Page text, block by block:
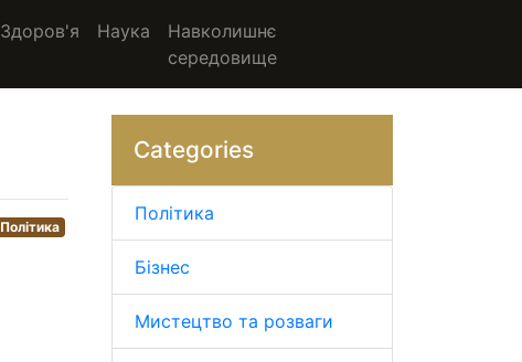
Здоров'я Наука
Навколишнє
середовище
Політика
Categories
Політика
Бізнес
Мистецтво та розваги